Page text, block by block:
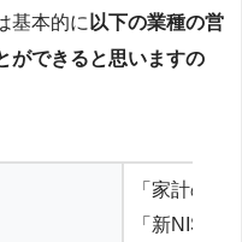
基本的に 以下の業種の営
ができると思いますの
「家計の見
「新NISA